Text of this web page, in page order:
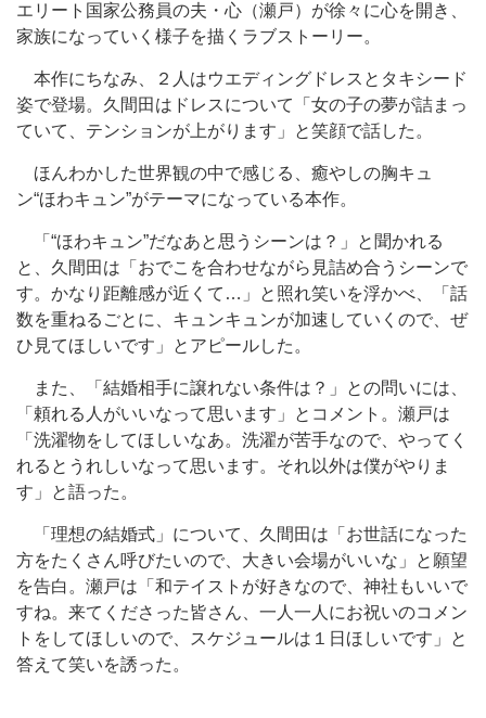
エリート国家公務員の夫・心（瀬戸）が徐々に心を開き、
家族になっていく様子を描くラブストーリー。
本作にちなみ、２人はウエディングドレスとタキシード
姿で登場。久間田はドレスについて「女の子の夢が詰まっ
ていて、テンションが上がります」と笑顔で話した。
ほんわかした世界観の中で感じる、癒やしの胸キュ
ン“ほわキュン”がテーマになっている本作。
「“ほわキュン”だなあと思うシーンは？」と聞かれる
と、久間田は「おでこを合わせながら見詰め合うシーンで
す。かなり距離感が近くて…」と照れ笑いを浮かべ、「話
数を重ねるごとに、キュンキュンが加速していくので、ぜ
ひ見てほしいです」とアピールした。
また、「結婚相手に譲れない条件は？」との問いには、
「頼れる人がいいなって思います」とコメント。瀬戸は
「洗濯物をしてほしいなあ。洗濯が苦手なので、やってく
れるとうれしいなって思います。それ以外は僕がやりま
す」と語った。
「理想の結婚式」について、久間田は「お世話になった
方をたくさん呼びたいので、大きい会場がいいな」と願望
を告白。瀬戸は「和テイストが好きなので、神社もいいで
すね。来てくださった皆さん、一人一人にお祝いのコメン
トをしてほしいので、スケジュールは１日ほしいです」と
答えて笑いを誘った。